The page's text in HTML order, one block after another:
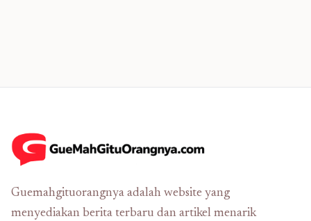
Guemahgituorangnya adalah website yang
menyediakan berita terbaru dan artikel menarik